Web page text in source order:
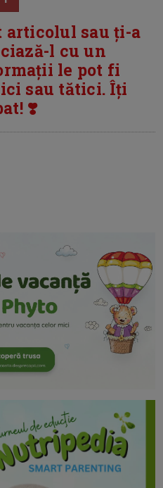
articolul sau ți-a
l cu un
le pot fi
sau tătici. Îți
❣️